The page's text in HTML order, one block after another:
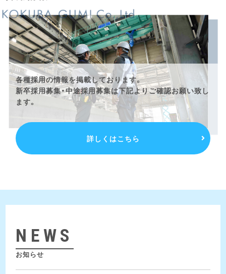
各種採用の情報を掲載しております。
新卒採用募集・中途採用募集は下記よりご確認お願い致し
ます。
詳しくはこちら
NEWS
お知らせ